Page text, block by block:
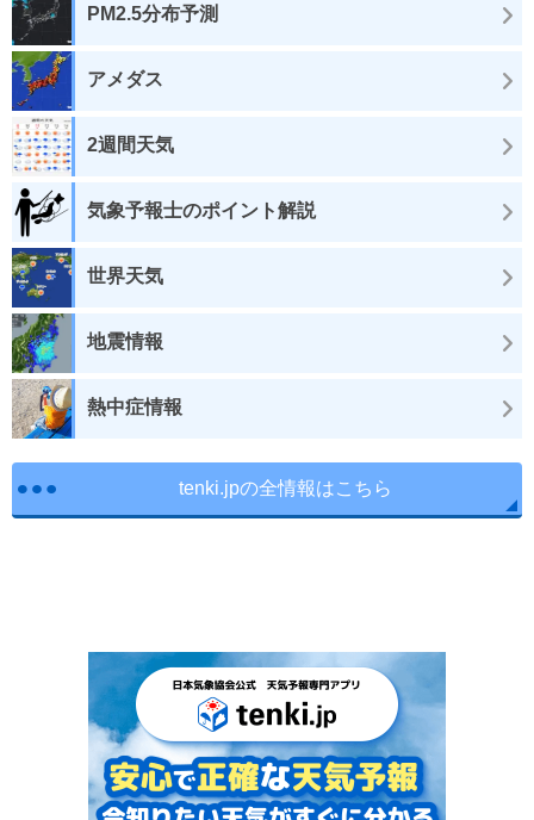
PM2.5分布予測
アメダス
2週間天気
気象予報士のポイント解説
世界天気
地震情報
熱中症情報
tenki.jpの全情報はこちら